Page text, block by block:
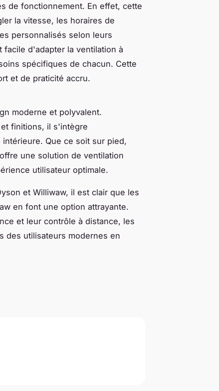
de fonctionnement. En effet, cette
la vitesse, les horaires de
personnalisés selon leurs
d'adapter la ventilation à
spécifiques de chacun. Cette
et de praticité accru.
moderne et polyvalent.
finitions, il s'intègre
Que ce soit sur pied,
une solution de ventilation
utilisateur optimale.
et Williwaw, il est clair que les
en font une option attrayante.
et leur contrôle à distance, les
des utilisateurs modernes en